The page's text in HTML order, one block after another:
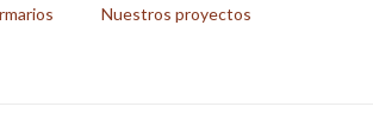
Nuestros proyectos